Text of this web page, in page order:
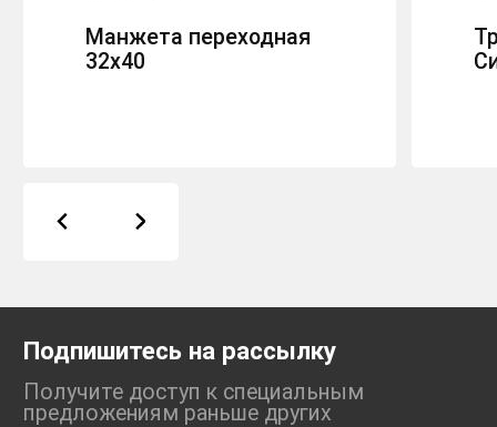
Манжета переходная
32х40
Подпишитесь на рассылку
Получите доступ к специальным
предложениям раньше других